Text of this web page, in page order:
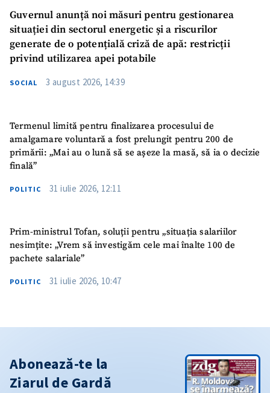
Guvernul anunță noi măsuri pentru gestionarea
situației din sectorul energetic și a riscurilor
generate de o potențială criză de apă: restricții
privind utilizarea apei potabile
SOCIAL 3 august 2026, 14:39
Termenul limită pentru finalizarea procesului de
amalgamare voluntară a fost prelungit pentru 200 de
primării: „Mai au o lună să se așeze la masă, să ia o decizie
finală”
POLITIC 31 iulie 2026, 12:11
Prim-ministrul Tofan, soluții pentru „situația salariilor
nesimțite: „Vrem să investigăm cele mai înalte 100 de
pachete salariale”
POLITIC 31 iulie 2026, 10:47
Abonează-te la
Ziarul de Gardă